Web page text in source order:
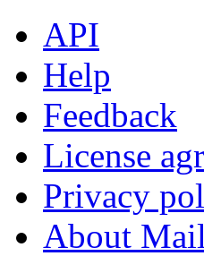
API
Help
Feedback
License
Privacy
About